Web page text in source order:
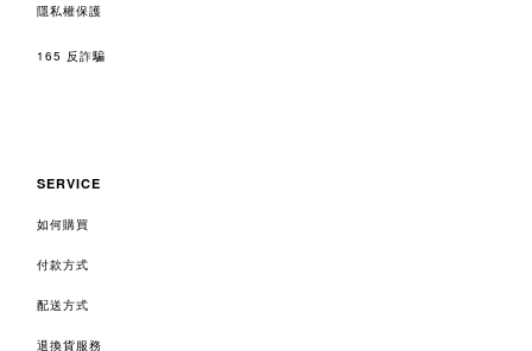
隱私權保護
165 反詐騙
SERVICE
如何購買
付款方式
配送方式
退換貨服務